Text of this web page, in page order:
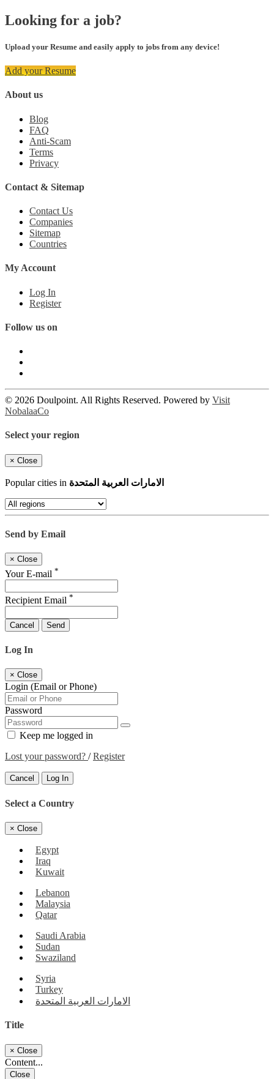
Looking for a job?
Upload your Resume and easily apply to jobs from any device!
Add your Resume
About us
Blog
FAQ
Anti-Scam
Terms
Privacy
Contact & Sitemap
Contact Us
Companies
Sitemap
Countries
My Account
Log In
Register
Follow us on
© 2026 Doulpoint. All Rights Reserved. Powered by Visit
NobalaaCo
Select your region
× Close
Popular cities in الامارات العربية المتحدة
Send by Email
× Close
Your E-mail *
Recipient Email *
Cancel Send
Log In
× Close
Login (Email or Phone)
Password
Keep me logged in
Lost your password? /Register
Cancel Log In
Select a Country
× Close
Egypt
Iraq
Kuwait
Lebanon
Malaysia
Qatar
Saudi Arabia
Sudan
Swaziland
Syria
Turkey
الامارات العربية المتحدة
Title
× Close
Content...
Close